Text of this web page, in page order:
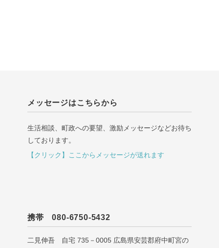
メッセージはこちらから
生活相談、町政への要望、激励メッセージなどお待ち
しております。
【クリック】ここからメッセージが送れます
携帯 080-6750-5432
二見伸吾 自宅 735－0005 広島県安芸郡府中町宮の